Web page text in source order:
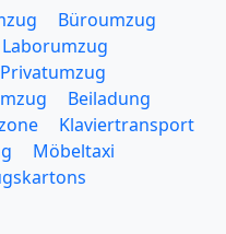
Büroumzug
Laborumzug
Privatumzug
Beiladung
Klaviertransport
Möbeltaxi